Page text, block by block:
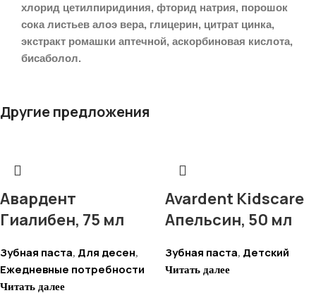
хлорид цетилпиридиния, фторид натрия, порошок
сока листьев алоэ вера, глицерин, цитрат цинка,
экстракт ромашки аптечной, аскорбиновая кислота,
бисаболол.
Другие предложения
Авардент
Гиалибен, 75 мл
Зубная паста, Для десен,
Ежедневные потребности
Читать далее
Avardent Kidscare
Апельсин, 50 мл
Зубная паста, Детский
Читать далее